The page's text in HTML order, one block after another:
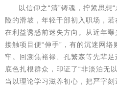
以信仰之“清”铸魂，拧紧思想
险的滑坡，年轻干部初入职场，
在利益诱惑前迷失方向。从近年
接触项目便“伸手”，有的沉迷网
牢。回溯焦裕禄、孔繁森等先辈足
底色扎根群众，印证了“非淡泊无
当以理论学习滋养初心，把严字